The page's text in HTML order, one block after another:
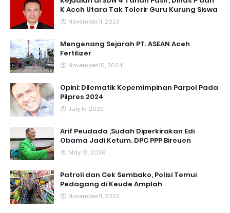
K Aceh Utara Tak Tolerir Guru Kurung Siswa
November 11, 2023
Mengenang Sejarah PT. ASEAN Aceh
Fertilizer
November 10, 2024
Opini: Dilematik Kepemimpinan Parpol Pada
Pilpres 2024
July 15, 2023
Arif Peudada ,Sudah Diperkirakan Edi
Obama Jadi Ketum. DPC PPP Bireuen
May 01, 2026
Patroli dan Cek Sembako, Polisi Temui
Pedagang di Keude Amplah
November 11, 2023